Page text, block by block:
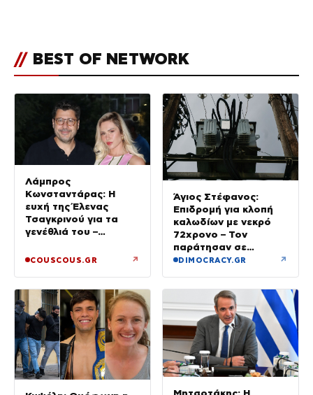
// BEST OF NETWORK
Λάμπρος
Κωνσταντάρας: Η
ευχή της Έλενας
Τσαγκρινού για τα
γενέθλιά του –
COUSCOUS.GR ↗
Άγιος Στέφανος:
Επιδρομή για κλοπή
καλωδίων με νεκρό
72χρονο – Τον
παράτησαν σε
αυτοκίνητο οι δύο
DIMOCRACY.GR ↗